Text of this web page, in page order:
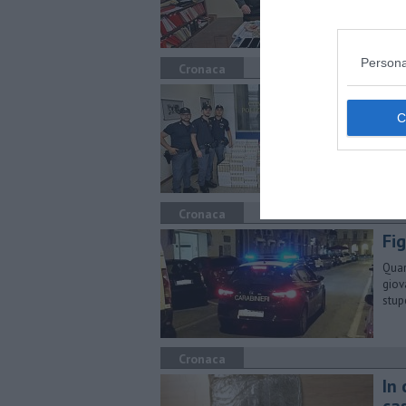
Cronaca
Il
Cronaca
Cronaca
In